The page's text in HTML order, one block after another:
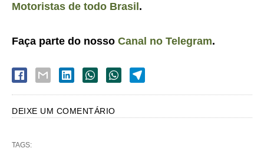
Motoristas de todo Brasil .
Faça parte do nosso Canal no Telegram.
DEIXE UM COMENTÁRIO
TAGS: